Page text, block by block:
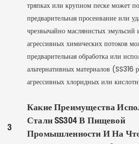
тряпках или крупном песке может
предварительная просеивание или
чрезвычайно маслянистых эмульсий
агрессивных химических потоков
предварительная обработка или
альтернативных материалов (SS316
агрессивных хлоридных или
3
Какие Преимущества
Стали SS304 В Пищевой
Промышленности И На